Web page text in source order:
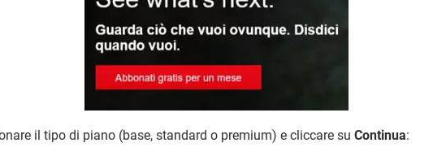
il tipo di piano (base, standard o premium) e cliccare su Continua: